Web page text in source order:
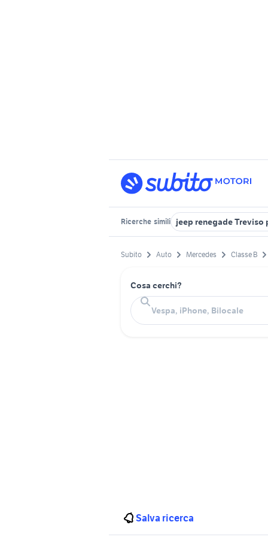
Ricerche simili jeep renegade Treviso
Subito Auto Mercedes Classe B
Cosa cerchi?
Salva ricerca